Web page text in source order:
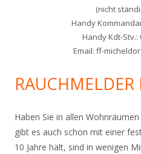
(nicht
Handy
Handy Kdt-Stv.:
Email: ff-
RAUCHMELDER
Haben Sie in allen
gibt es auch schon mit einer
10 Jahre hält, sind in wenigen